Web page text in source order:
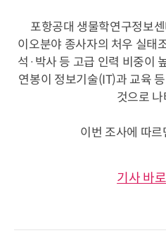
포항공대 생물학연구정보센
이오분야 종사자의 처우 실태
석·박사 등 고급 인력 비중이
연봉이 정보기술(IT)과 교육
것으로
이번 조사에 따르
기사 바